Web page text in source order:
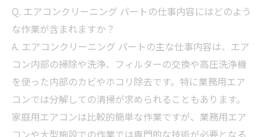
Q. エアコンクリーニング パートの仕事内容にはどのよう
な作業が含まれますか？
A. エアコンクリーニング パートの主な仕事内容は、エア
コン内部の掃除や洗浄、フィルターの交換や高圧洗浄機
を使った内部のカビやホコリ除去です。特に業務用エア
コンでは分解しての清掃が求められることもあります。
家庭用エアコンは比較的簡単な作業ですが、業務用エア
コンや大型施設での作業では専門的な技術が必要となる